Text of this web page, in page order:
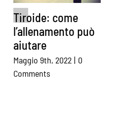
Tiroide: come
l’allenamento può
aiutare
Maggio 9th, 2022 | 0
Comments